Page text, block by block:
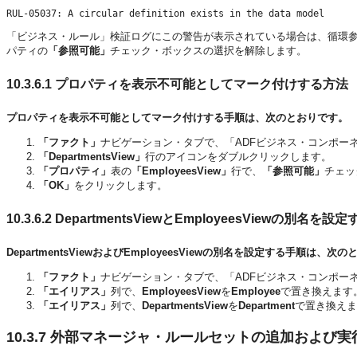
「ビジネス・ルール」検証ログにこの警告が表示されている場合は、循
パティの 「参照可能」 チェック・ボックスの選択を解除します。
10.3.6.1 プロパティを表示不可能としてマーク付けする方法
プロパティを表示不可能としてマーク付けする手順は、次のとおりです。
「ファクト」 ナビゲーション・タブで、「ADFビジネス・コンポー
「DepartmentsView」 行のアイコンをダブルクリックします。
「プロパティ」 表の 「EmployeesView」 行で、 「参照可能」 チェ
「OK」 をクリックします。
10.3.6.2 DepartmentsViewとEmployeesViewの別名を設定
DepartmentsViewおよびEmployeesViewの別名を設定する手順は、次の
「ファクト」 ナビゲーション・タブで、「ADFビジネス・コンポー
「エイリアス」 列で、 EmployeesViewをEmployeeで置き換えます
「エイリアス」 列で、 DepartmentsViewをDepartmentで置き換え
10.3.7 外部マネージャ・ルールセットの追加および実